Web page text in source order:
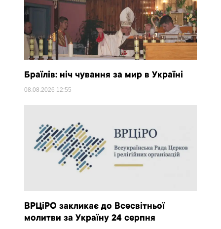
Браїлів: ніч чування за мир в Україні
08.08.2026 12:55
ВРЦіРО закликає до Всесвітньої
молитви за Україну 24 серпня